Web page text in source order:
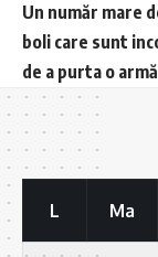
Un număr mare
boli care sunt
de a purta o armă
L Ma